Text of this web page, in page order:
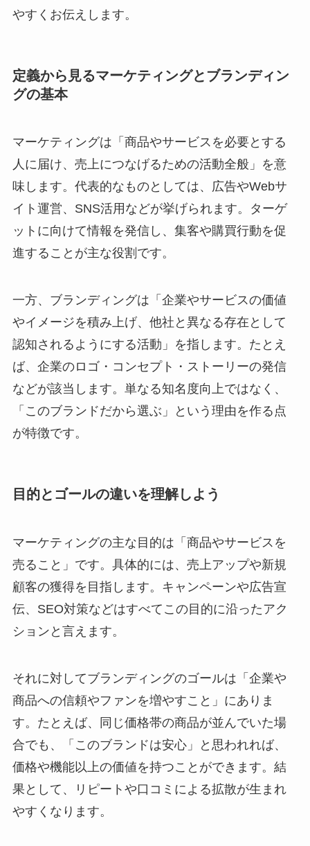
やすくお伝えします。
定義から見るマーケティングとブランディン
グの基本
マーケティングは「商品やサービスを必要とする
人に届け、売上につなげるための活動全般」を意
味します。代表的なものとしては、広告やWebサ
イト運営、SNS活用などが挙げられます。ターゲ
ットに向けて情報を発信し、集客や購買行動を促
進することが主な役割です。
一方、ブランディングは「企業やサービスの価値
やイメージを積み上げ、他社と異なる存在として
認知されるようにする活動」を指します。たとえ
ば、企業のロゴ・コンセプト・ストーリーの発信
などが該当します。単なる知名度向上ではなく、
「このブランドだから選ぶ」という理由を作る点
が特徴です。
目的とゴールの違いを理解しよう
マーケティングの主な目的は「商品やサービスを
売ること」です。具体的には、売上アップや新規
顧客の獲得を目指します。キャンペーンや広告宣
伝、SEO対策などはすべてこの目的に沿ったアク
ションと言えます。
それに対してブランディングのゴールは「企業や
商品への信頼やファンを増やすこと」にありま
す。たとえば、同じ価格帯の商品が並んでいた場
合でも、「このブランドは安心」と思われれば、
価格や機能以上の価値を持つことができます。結
果として、リピートや口コミによる拡散が生まれ
やすくなります。